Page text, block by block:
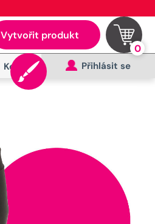
Vytvořit produkt
0
Kontakt Přihlásit se